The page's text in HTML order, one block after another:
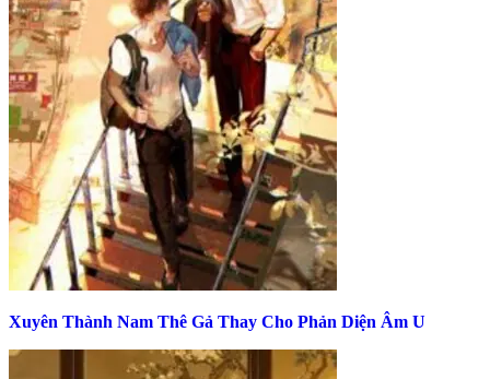
Xuyên Thành Nam Thê Gả Thay Cho Phản Diện Âm U